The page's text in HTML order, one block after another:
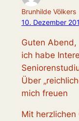
Brunhilde Völkers
10. Dezember
Guten Abend,
ich habe
Über
mich freuen
Mit herzlichen